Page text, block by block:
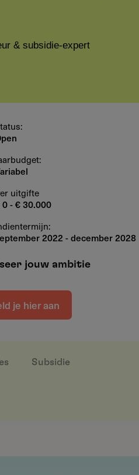
& subsidie-expert
uitgifte
0 - € 30.000
2022 -december 2028
jouw ambitie
je hier aan
Subsidie